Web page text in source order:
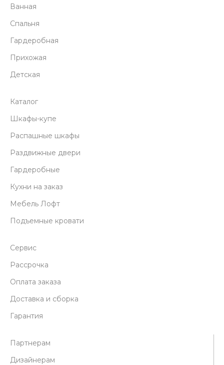
Ванная
Спальня
Гардеробная
Прихожая
Детская
Каталог
Шкафы-купе
Распашные шкафы
Раздвижные двери
Гардеробные
Кухни на заказ
Мебель Лофт
Подъемные кровати
Сервис
Рассрочка
Оплата заказа
Доставка и сборка
Гарантия
Партнерам
Дизайнерам